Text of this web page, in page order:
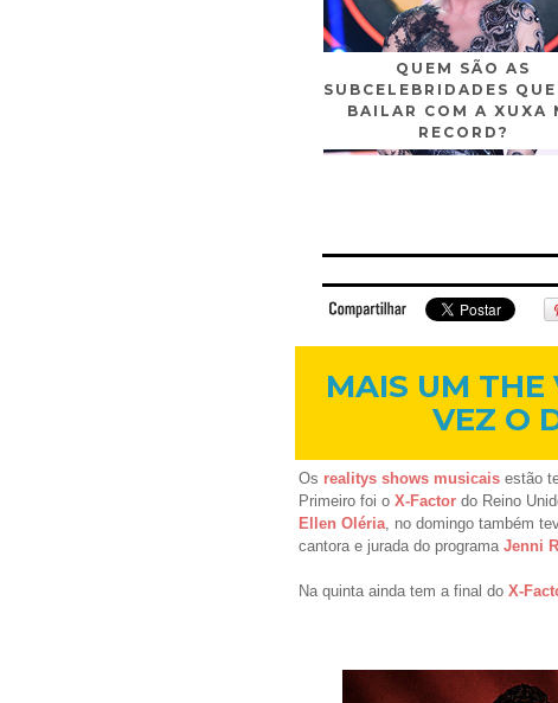
QUEM SÃO AS
SUBCELEBRIDADES
BAILAR COM A XUXA
RECORD?
MAIS UM THE
VEZ O
Os realitys shows musicais estão
Primeiro foi o X-Factor do Reino
Ellen Oléria, no domingo também
cantora e jurada do programa Jenni
Na quinta ainda tem a final do X-